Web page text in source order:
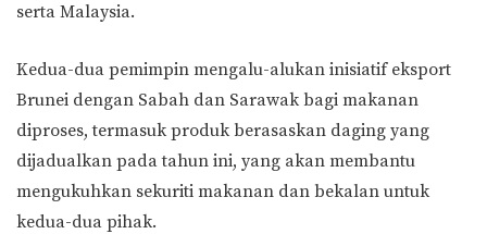
serta Malaysia.
Kedua-dua pemimpin mengalu-alukan inisiatif eksport
Brunei dengan Sabah dan Sarawak bagi makanan
diproses, termasuk produk berasaskan daging yang
dijadualkan pada tahun ini, yang akan membantu
mengukuhkan sekuriti makanan dan bekalan untuk
kedua-dua pihak.